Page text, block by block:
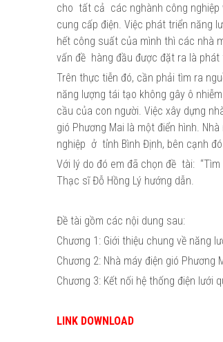
cho tất cả các nghành công nghiệp
cung cấp điện. Việc phát triển
hết công suất của mình thì các nhà
vấn đề hàng đầu được đặt ra là
Trên thực tiễn đó, cần phải tìm ra
năng lượng tái tạo không gây ô
cầu của con người. Việc xây dựng
gió Phương Mai là một điển hình.
nghiệp ở tỉnh Bình Định, bên cạnh
Với lý do đó em đã chọn đề tài:
Thạc sĩ Đỗ Hồng Lý hướng dẫn.
Đề tài gồm các nội dung sau:
Chương 1: Giới thiệu chung về năng
Chương 2: Nhà máy điện gió Phương
Chương 3: Kết nối hệ thống điện lưới
LINK DOWNLOAD